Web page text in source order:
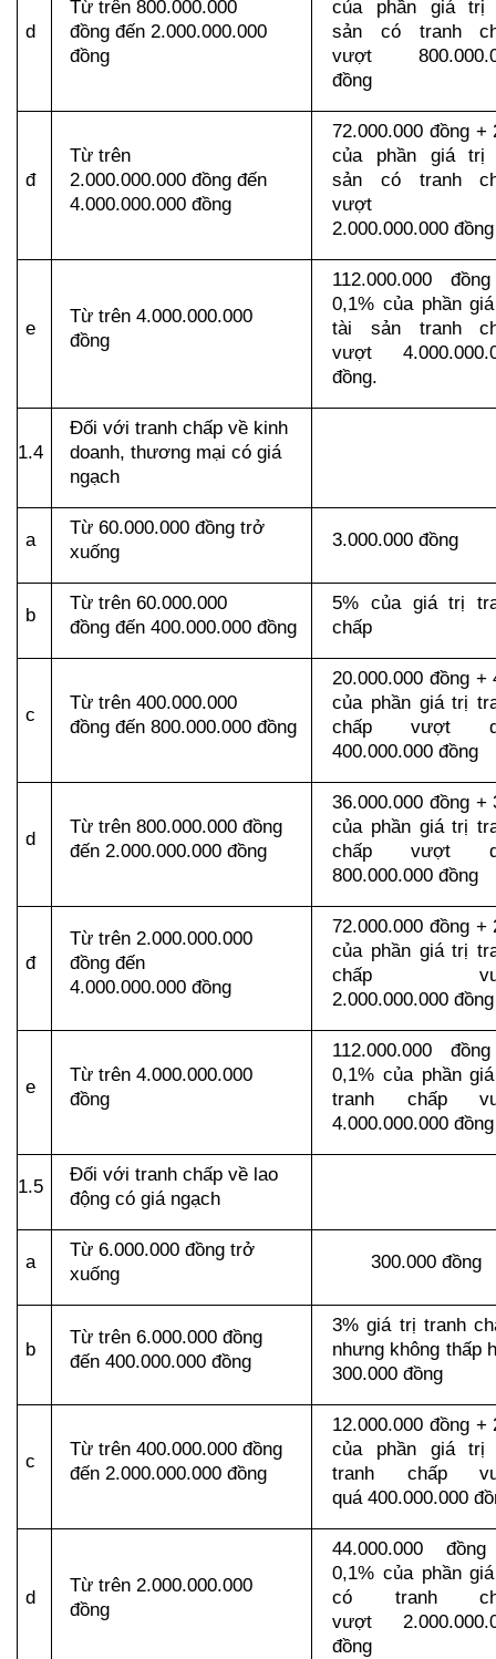
d
Từ trên 800.000.000
đồng đến 2.000.000.000
đồng
của phần giá trị
sản có tranh
vượt
đồng
đ
Từ trên
2.000.000.000 đồng đến
4.000.000.000 đồng
72.000.000 đồng +
của phần giá trị
sản có tranh
vượt
2.000.000.000 đồng
e
Từ trên 4.000.000.000
đồng
112.000.000
0,1% của phần
tài sản tranh
vượt
đồng.
1.4
Đối với tranh chấp về kinh
doanh, thương mại có giá
ngạch
a
Từ 60.000.000 đồng trở
xuống
3.000.000 đồng
b
Từ trên 60.000.000
đồng đến 400.000.000 đồng
5% của giá trị
chấp
c
Từ trên 400.000.000
đồng đến 800.000.000 đồng
20.000.000 đồng +
của phần giá trị
chấp vượt
400.000.000 đồng
d
Từ trên 800.000.000 đồng
đến 2.000.000.000 đồng
36.000.000 đồng +
của phần giá trị
chấp vượt
800.000.000 đồng
đ
Từ trên 2.000.000.000
đồng đến
4.000.000.000 đồng
72.000.000 đồng +
của phần giá trị
chấp
2.000.000.000 đồng
e
Từ trên 4.000.000.000
đồng
112.000.000
0,1% của phần
tranh chấp
4.000.000.000 đồng
1.5
Đối với tranh chấp về lao
động có giá ngạch
a
Từ 6.000.000 đồng trở
xuống
300.000 đồng
b
Từ trên 6.000.000 đồng
đến 400.000.000 đồng
3% giá trị tranh
nhưng không thấp
300.000 đồng
c
Từ trên 400.000.000 đồng
đến 2.000.000.000 đồng
12.000.000 đồng +
của phần giá trị
tranh chấp
quá 400.000.000
d
Từ trên 2.000.000.000
đồng
44.000.000
0,1% của phần
có tranh
vượt
đồng